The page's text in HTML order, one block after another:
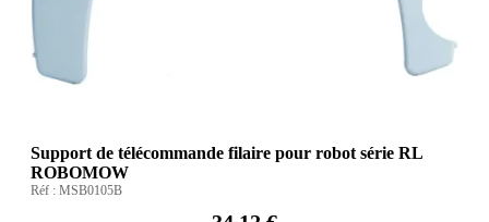
Support de télécommande filaire pour robot série RL
ROBOMOW
Réf : MSB0105B